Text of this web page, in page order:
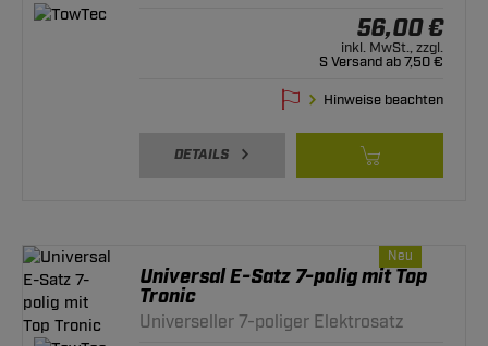
56,00 €
inkl. MwSt., zzgl.
S Versand ab 7,50 €
Hinweise beachten
DETAILS
Neu
Universal E-Satz 7-polig mit Top
Tronic
Universeller 7-poliger Elektrosatz